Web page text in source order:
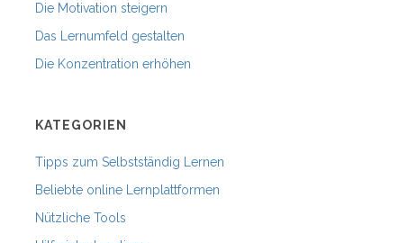
Die Motivation steigern
Das Lernumfeld gestalten
Die Konzentration erhöhen
KATEGORIEN
Tipps zum Selbstständig Lernen
Beliebte online Lernplattformen
Nützliche Tools